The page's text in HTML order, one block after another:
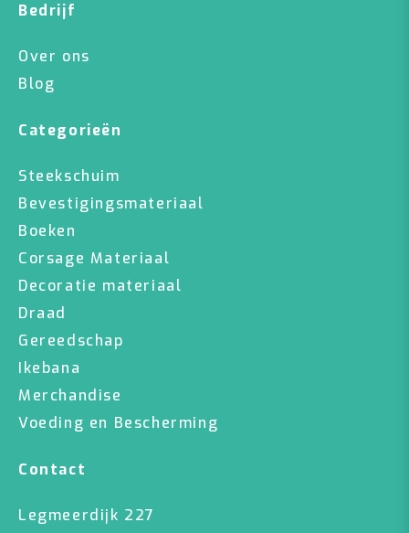
Bedrijf
Over ons
Blog
Categorieën
Steekschuim
Bevestigingsmateriaal
Boeken
Corsage Materiaal
Decoratie materiaal
Draad
Gereedschap
Ikebana
Merchandise
Voeding en Bescherming
Contact
Legmeerdijk 227